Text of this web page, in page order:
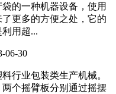
的一种机器设备，使用
更多的方便之处，它的
用超...
06-30
行业包装类生产机械。
个摇臂板分别通过摇摆